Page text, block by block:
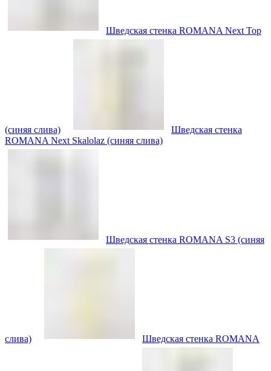
Шведская стенка ROMANA Next Top
(синяя слива)
Шведская стенка
ROMANA Next Skalolaz (синяя слива)
Шведская стенка ROMANA S3 (синяя
слива) Шведская стенка ROMANA